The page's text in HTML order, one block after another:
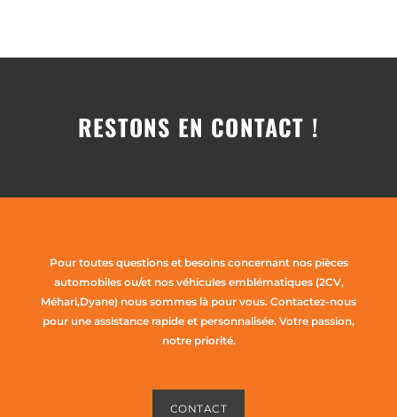
RESTONS EN CONTACT !
Pour toutes questions et besoins concernant nos pièces
automobiles ou/et nos véhicules emblématiques (2CV,
Méhari,Dyane) nous sommes là pour vous. Contactez-nous
pour une assistance rapide et personnalisée. Votre passion,
notre priorité.
CONTACT